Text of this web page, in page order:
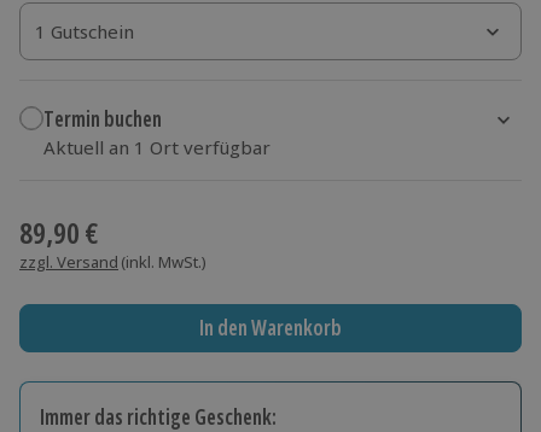
1 Gutschein
1 Gutschein
1 Gutschein
Termin buchen
Aktuell an 1 Ort verfügbar
89,90 €
zzgl. Versand (inkl. MwSt.)
In den Warenkorb
Immer das richtige Geschenk: